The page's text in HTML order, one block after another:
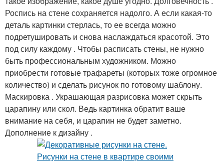
Роспись на стене сохраняется надолго. А если какая-то
деталь картинки стерлась, то ее всегда можно
подретушировать и снова наслаждаться красотой. Это
под силу каждому . Чтобы расписать стены, не нужно
быть профессиональным художником. Можно
приобрести готовые трафареты (которых тоже огромное
количество) и сделать рисунок по готовому шаблону.
Маскировка . Украшающая разрисовка может скрыть
царапину или скол. Ведь картинка обратит ваше
внимание на себя, и царапин не будет заметно.
Дополнение к дизайну .